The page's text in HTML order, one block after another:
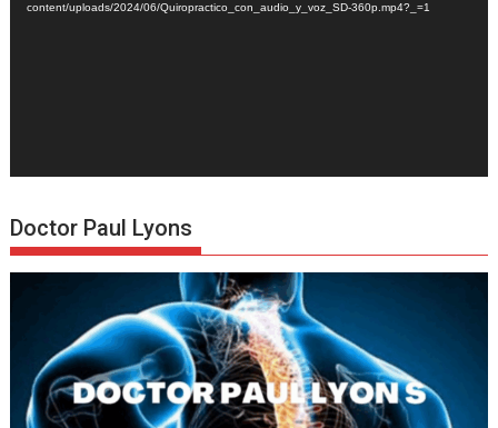
content/uploads/2024/06/Quiropractico_con_audio_y_voz_SD-360p.mp4?_=1
Doctor Paul Lyons